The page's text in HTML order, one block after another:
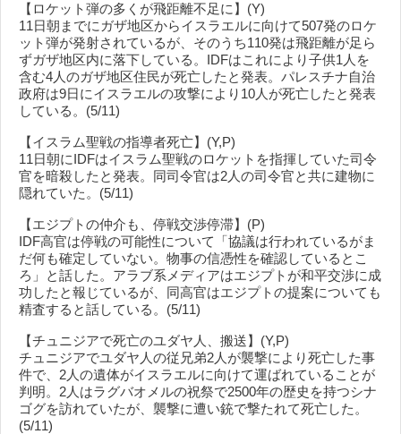
【ロケット弾の多くが飛距離不足に】(Y)
11日朝までにガザ地区からイスラエルに向けて507発のロケ
ット弾が発射されているが、そのうち110発は飛距離が足ら
ずガザ地区内に落下している。IDFはこれにより子供1人を
含む4人のガザ地区住民が死亡したと発表。パレスチナ自治
政府は9日にイスラエルの攻撃により10人が死亡したと発表
している。(5/11)
【イスラム聖戦の指導者死亡】(Y,P)
11日朝にIDFはイスラム聖戦のロケットを指揮していた司令
官を暗殺したと発表。同司令官は2人の司令官と共に建物に
隠れていた。(5/11)
【エジプトの仲介も、停戦交渉停滞】(P)
IDF高官は停戦の可能性について「協議は行われているがま
だ何も確定していない。物事の信憑性を確認しているとこ
ろ」と話した。アラブ系メディアはエジプトが和平交渉に成
功したと報じているが、同高官はエジプトの提案についても
精査すると話している。(5/11)
【チュニジアで死亡のユダヤ人、搬送】(Y,P)
チュニジアでユダヤ人の従兄弟2人が襲撃により死亡した事
件で、2人の遺体がイスラエルに向けて運ばれていることが
判明。2人はラグバオメルの祝祭で2500年の歴史を持つシナ
ゴグを訪れていたが、襲撃に遭い銃で撃たれて死亡した。
(5/11)